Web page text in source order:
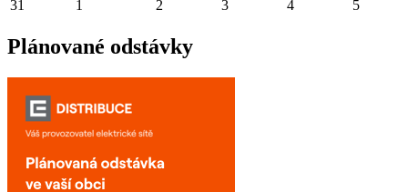
31 1 2 3 4 5
Plánované odstávky